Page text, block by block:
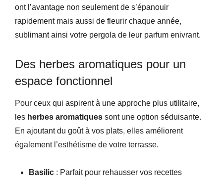
ont l’avantage non seulement de s’épanouir
rapidement mais aussi de fleurir chaque année,
sublimant ainsi votre pergola de leur parfum enivrant.
Des herbes aromatiques pour un
espace fonctionnel
Pour ceux qui aspirent à une approche plus utilitaire,
les herbes aromatiques sont une option séduisante.
En ajoutant du goût à vos plats, elles améliorent
également l’esthétisme de votre terrasse.
Basilic : Parfait pour rehausser vos recettes